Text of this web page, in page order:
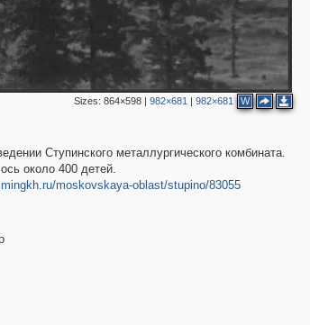
Sizes: 864×598| 982×681 | 982×681 W
Ступинского металлургического комбината.
около 400 детей.
moskovskaya-oblast/stupino/83055